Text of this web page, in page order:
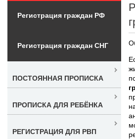
Регистрация граждан РФ
Регистрация граждан СНГ
ПОСТОЯННАЯ ПРОПИСКА
ПРОПИСКА ДЛЯ РЕБЁНКА
РЕГИСТРАЦИЯ ДЛЯ РВП